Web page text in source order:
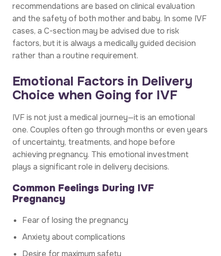
recommendations are based on clinical evaluation
and the safety of both mother and baby. In some IVF
cases, a C-section may be advised due to risk
factors, but it is always a medically guided decision
rather than a routine requirement.
Emotional Factors in Delivery
Choice when Going for IVF
IVF is not just a medical journey—it is an emotional
one. Couples often go through months or even years
of uncertainty, treatments, and hope before
achieving pregnancy. This emotional investment
plays a significant role in delivery decisions.
Common Feelings During IVF
Pregnancy
Fear of losing the pregnancy
Anxiety about complications
Desire for maximum safety